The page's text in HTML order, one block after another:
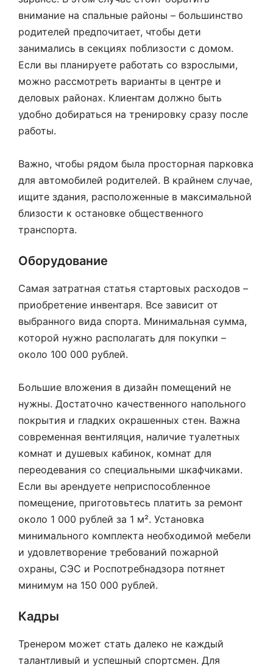
внимание на спальные районы – большинство
родителей предпочитает, чтобы дети
занимались в секциях поблизости с домом.
Если вы планируете работать со взрослыми,
можно рассмотреть варианты в центре и
деловых районах. Клиентам должно быть
удобно добираться на тренировку сразу после
работы.
Важно, чтобы рядом была просторная парковка
для автомобилей родителей. В крайнем случае,
ищите здания, расположенные в максимальной
близости к остановке общественного
транспорта.
Оборудование
Самая затратная статья стартовых расходов –
приобретение инвентаря. Все зависит от
выбранного вида спорта. Минимальная сумма,
которой нужно располагать для покупки –
около 100 000 рублей.
Большие вложения в дизайн помещений не
нужны. Достаточно качественного напольного
покрытия и гладких окрашенных стен. Важна
современная вентиляция, наличие туалетных
комнат и душевых кабинок, комнат для
переодевания со специальными шкафчиками.
Если вы арендуете неприспособленное
помещение, приготовьтесь платить за ремонт
около 1 000 рублей за 1 м². Установка
минимального комплекта необходимой мебели
и удовлетворение требований пожарной
охраны, СЭС и Роспотребнадзора потянет
минимум на 150 000 рублей.
Кадры
Тренером может стать далеко не каждый
талантливый и успешный спортсмен. Для